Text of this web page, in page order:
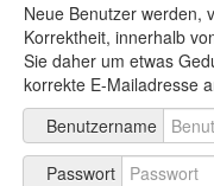
Neue Benutzer werden,
Korrektheit, innerhalb
Sie daher um etwas
korrekte E-Mailadresse
Benutzername
Passwort